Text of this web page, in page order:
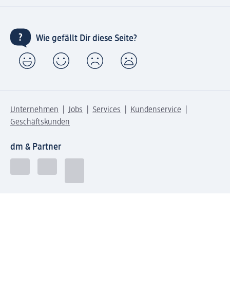
Wie gefällt Dir diese Seite?
Unternehmen Jobs Services
Kundenservice
Geschäftskunden
dm & Partner